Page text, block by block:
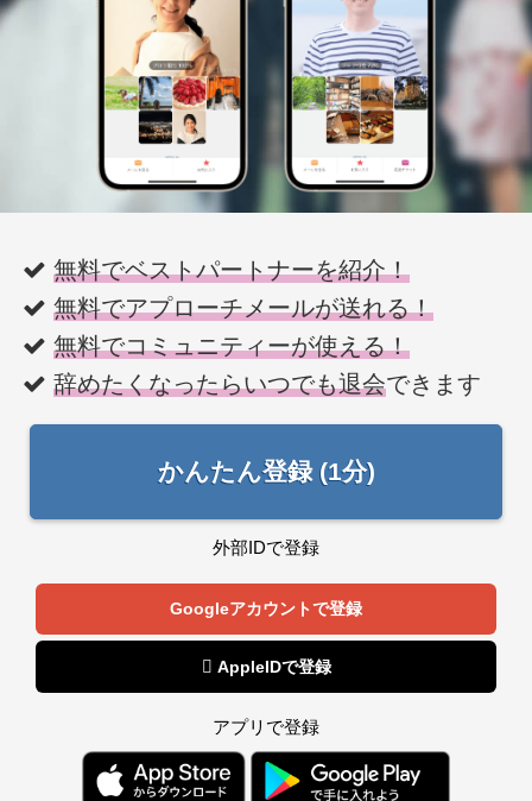
無料でベストパートナーを紹介！
無料でアプローチメールが送れる！
無料でコミュニティーが使える！
辞めたくなったらいつでも退会できます
かんたん登録 (1分)
外部IDで登録
Googleアカウントで登録
 AppleIDで登録
アプリで登録